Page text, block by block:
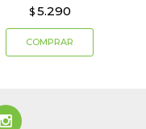
$ 5.290
